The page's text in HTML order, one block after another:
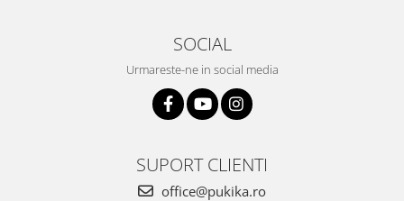
SOCIAL
Urmareste-ne in social media
SUPORT CLIENTI
office@pukika.ro